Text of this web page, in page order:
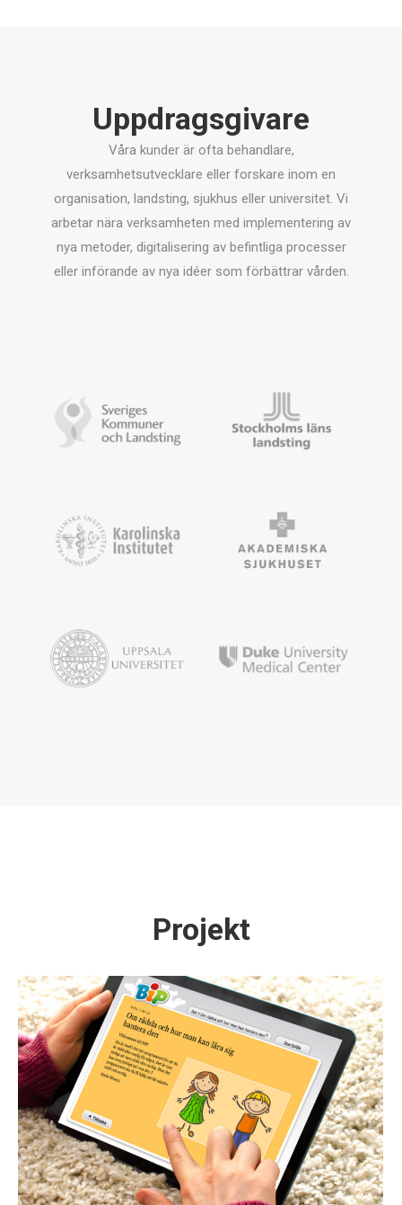
Uppdragsgivare
Våra kunder är ofta behandlare,
verksamhetsutvecklare eller forskare inom en
organisation, landsting, sjukhus eller universitet. Vi
arbetar nära verksamheten med implementering av
nya metoder, digitalisering av befintliga processer
eller införande av nya idéer som förbättrar vården.
Projekt